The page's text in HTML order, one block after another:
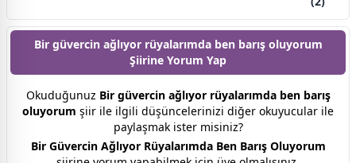
Bir güvercin ağlıyor rüyalarımda ben barış oluyorum
Şiirine Yorum Yap
Okuduğunuz Bir güvercin ağlıyor rüyalarımda ben barış
oluyorum şiir ile ilgili düşüncelerinizi diğer okuyucular ile
paylaşmak ister misiniz?
Bir Güvercin Ağlıyor Rüyalarımda Ben Barış Oluyorum